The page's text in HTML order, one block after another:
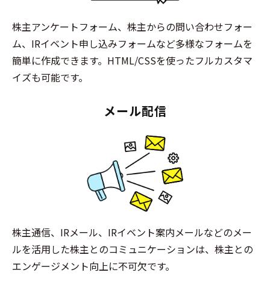
株主アンケートフォーム、株主からの問い合わせフォー
ム、IRイベント申し込みフォームなど多様なフォームを
簡単に作成できます。HTML/CSSを使ったフルカスタマ
イズも可能です。
メール配信
株主通信、IRメール、IRイベント案内メールなどのメー
ルを活用した株主とのコミュニケーションは、株主との
エンゲージメント向上に不可欠です。